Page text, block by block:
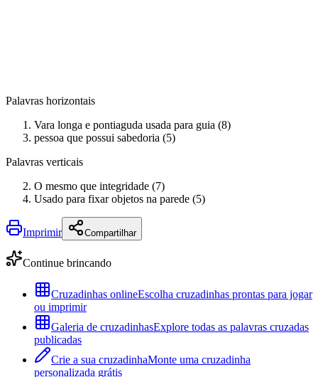
Palavras horizontais
Vara longa e pontiaguda usada para guia (8)
pessoa que possui sabedoria (5)
Palavras verticais
O mesmo que integridade (7)
Usado para fixar objetos na parede (5)
Imprimir Compartilhar
Continue brincando
Cruzadinhas onlineEscolha cruzadinhas prontas para jogar
ou imprimir
Galeria de cruzadinhasExplore todas as palavras cruzadas
publicadas
Crie a sua cruzadinhaMonte uma cruzadinha
personalizada grátis